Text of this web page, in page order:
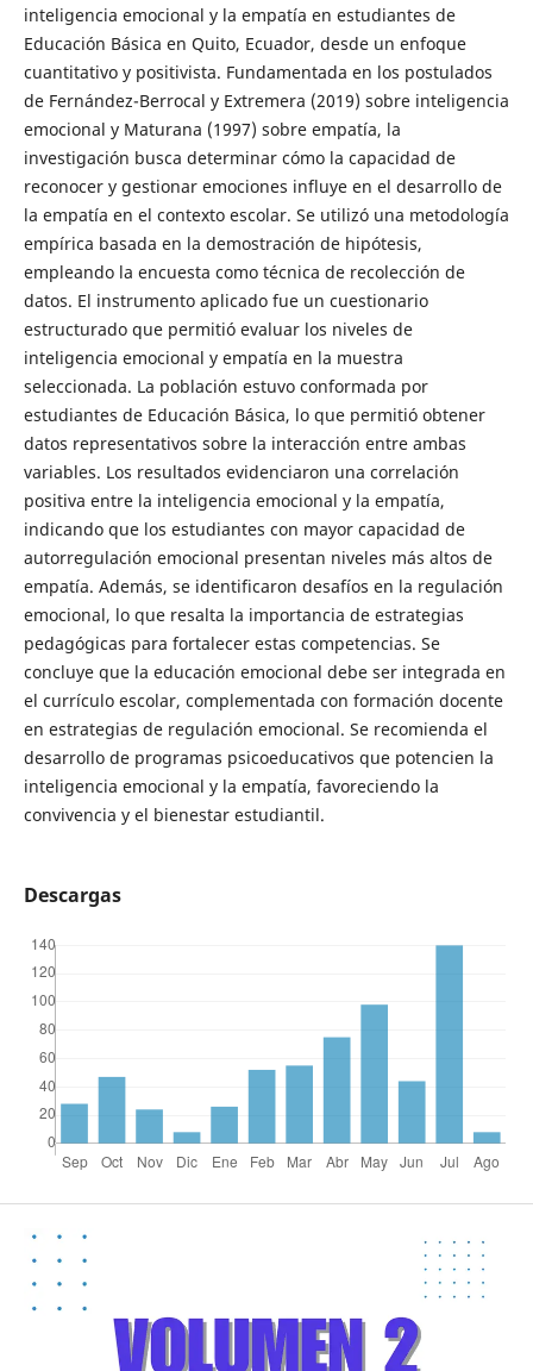
inteligencia emocional y la empatía en estudiantes de
Educación Básica en Quito, Ecuador, desde un enfoque
cuantitativo y positivista. Fundamentada en los postulados
de Fernández-Berrocal y Extremera (2019) sobre inteligencia
emocional y Maturana (1997) sobre empatía, la
investigación busca determinar cómo la capacidad de
reconocer y gestionar emociones influye en el desarrollo de
la empatía en el contexto escolar. Se utilizó una metodología
empírica basada en la demostración de hipótesis,
empleando la encuesta como técnica de recolección de
datos. El instrumento aplicado fue un cuestionario
estructurado que permitió evaluar los niveles de
inteligencia emocional y empatía en la muestra
seleccionada. La población estuvo conformada por
estudiantes de Educación Básica, lo que permitió obtener
datos representativos sobre la interacción entre ambas
variables. Los resultados evidenciaron una correlación
positiva entre la inteligencia emocional y la empatía,
indicando que los estudiantes con mayor capacidad de
autorregulación emocional presentan niveles más altos de
empatía. Además, se identificaron desafíos en la regulación
emocional, lo que resalta la importancia de estrategias
pedagógicas para fortalecer estas competencias. Se
concluye que la educación emocional debe ser integrada en
el currículo escolar, complementada con formación docente
en estrategias de regulación emocional. Se recomienda el
desarrollo de programas psicoeducativos que potencien la
inteligencia emocional y la empatía, favoreciendo la
convivencia y el bienestar estudiantil.
Descargas